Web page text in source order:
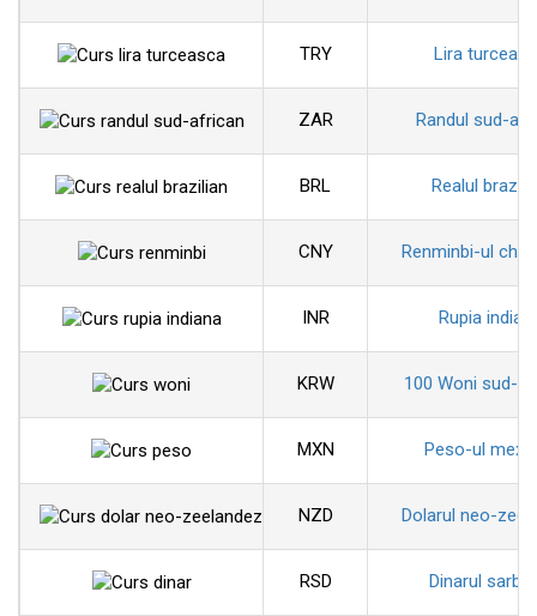
TRY Lira
ZAR Randul sud-
BRL Realul
CNY Renminbi-ul
INR Rupia
KRW 100 Woni sud-
MXN Peso-ul
NZD Dolarul neo-
RSD Dinarul